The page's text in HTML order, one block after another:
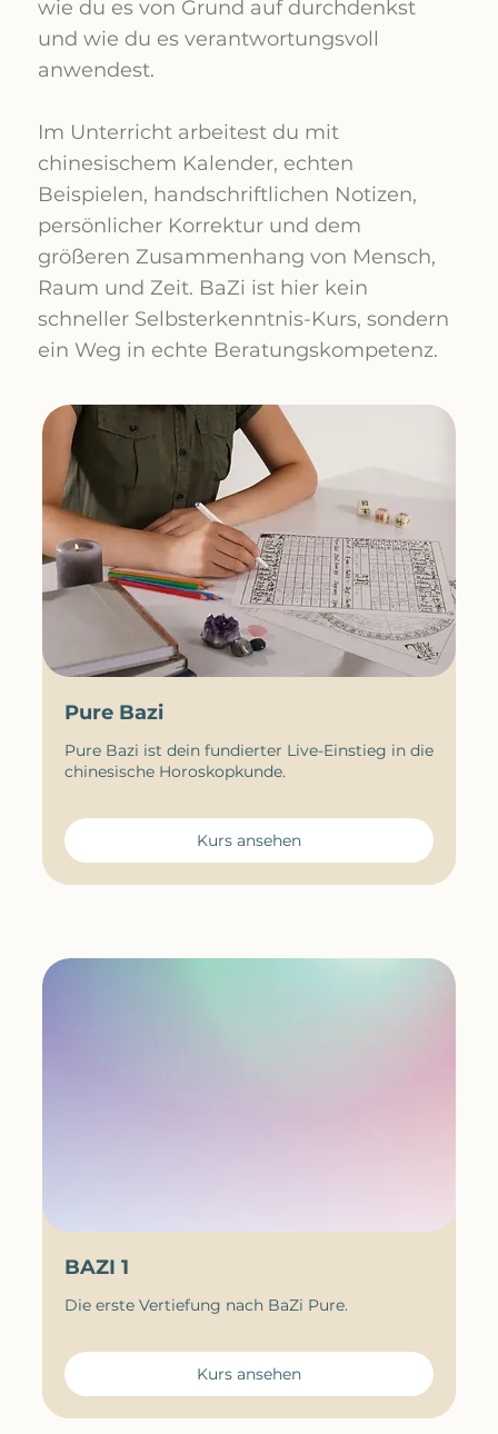
Pure Bazi
Pure Bazi ist dein fundierter Live-Einstieg in die
chinesische Horoskopkunde.
Kurs ansehen
BAZI 1
Die erste Vertiefung nach BaZi Pure.
Kurs ansehen
wie du es von Grund auf durchdenkst
und wie du es verantwortungsvoll
anwendest.
Im Unterricht arbeitest du mit
chinesischem Kalender, echten
Beispielen, handschriftlichen Notizen,
persönlicher Korrektur und dem
größeren Zusammenhang von Mensch,
Raum und Zeit. BaZi ist hier kein
schneller Selbsterkenntnis-Kurs, sondern
ein Weg in echte Beratungskompetenz.